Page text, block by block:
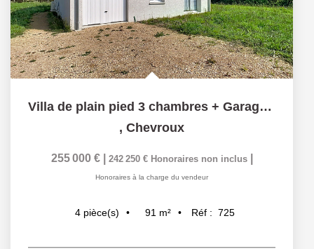
Villa de plain pied 3 chambres + Garage - 01190 CHEVROUX
Chevroux
255 000 € |242 250 € Honoraires
non inclus|
pièce(s)